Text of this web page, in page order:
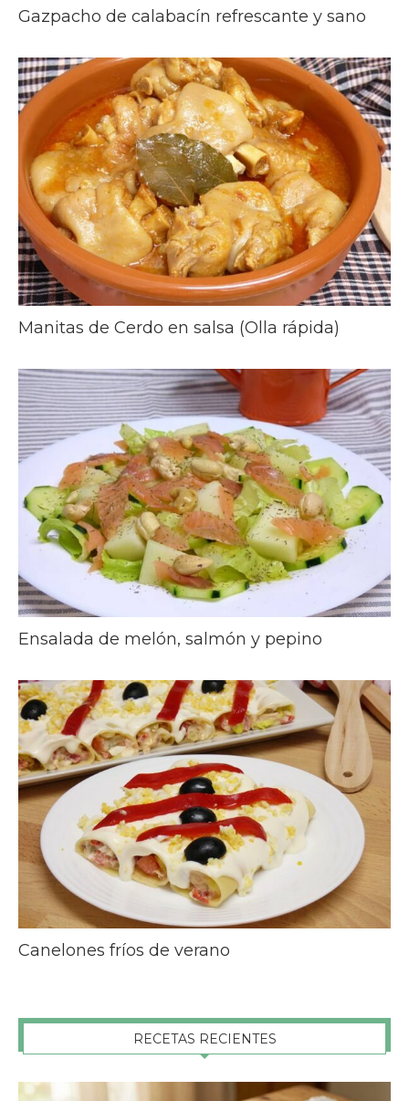
Gazpacho de calabacín refrescante y sano
Manitas de Cerdo en salsa (Olla rápida)
Ensalada de melón, salmón y pepino
Canelones fríos de verano
RECETAS RECIENTES